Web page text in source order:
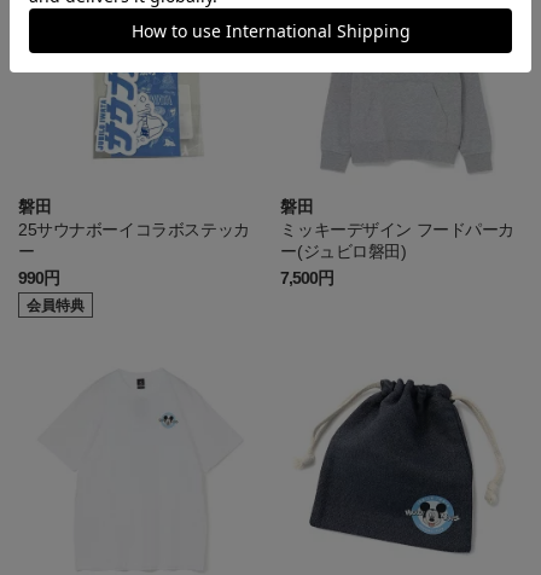
磐田
25サウナボーイコラボステッカ
ー
990円
会員特典
磐田
ミッキーデザイン フードパーカ
ー(ジュビロ磐田)
7,500円